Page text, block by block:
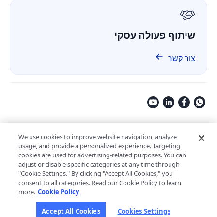
שיתוף פעולה עסקי
צור קשר
מדיניות פרטיות תנאי שימוש
מדיניות אבטחה
הגדרות קובצי Cookie
מופעל על ידי ComPDF
Reserved.
עזרו לצוות שלכם לעבד מסמכים מהר יותר, חכם יותר וביעילות
We use cookies to improve website navigation, analyze
usage, and provide a personalized experience. Targeting
cookies are used for advertising-related purposes. You can
adjust or disable specific categories at any time through
"Cookie Settings." By clicking "Accept All Cookies," you
consent to all categories. Read our Cookie Policy to learn
more. Cookie Policy
Cookies Settings
Accept All Cookies